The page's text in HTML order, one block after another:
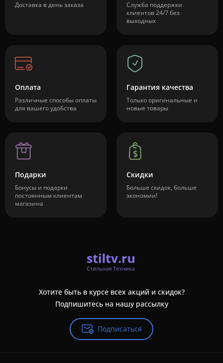
Доставка в день заказа
Служба поддержки
клиентов 24/7 без
выходных
Оплата
Различные способы оплаты
для вашего удобства
Гарантия качества
Только оригинальные и
новые товары
Подарки
Бонусы и подарки
постоянным клиентам
магазина
Скидки
Больше скидок, больше
экономии!
Хотите быть в курсе всех акций и скидок?
Подпишитесь на нашу рассылку
Подписаться